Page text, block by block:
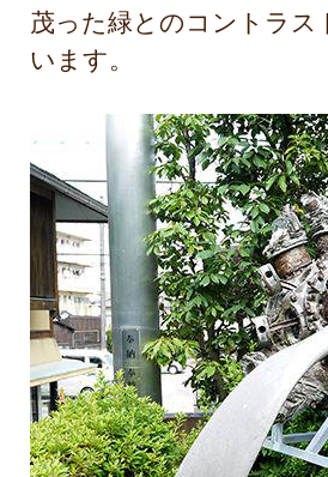
茂った緑とのコントラス
います。